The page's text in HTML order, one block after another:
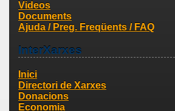
Videos
Documents
Ajuda / Preg. Freqüents / FAQ
InterXarxes
Inici
Directori de Xarxes
Donacions
Economia